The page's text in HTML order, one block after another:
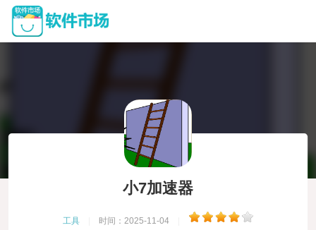
小7加速器
工具 时间：2025-11-04